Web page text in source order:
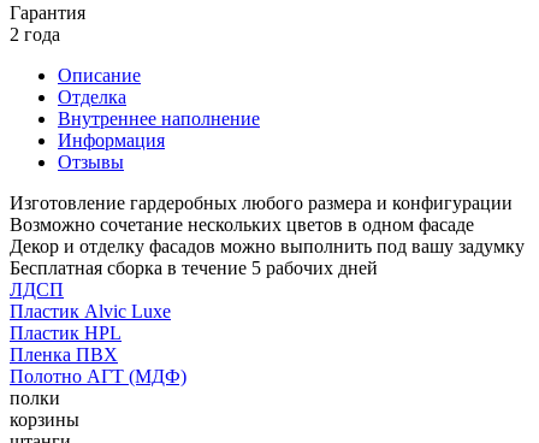
Гарантия
2 года
Описание
Отделка
Внутреннее наполнение
Информация
Отзывы
Изготовление гардеробных любого размера и конфигурации
Возможно сочетание нескольких цветов в одном фасаде
Декор и отделку фасадов можно выполнить под вашу задумку
Бесплатная сборка в течение 5 рабочих дней
ЛДСП
Пластик Alvic Luxe
Пластик HPL
Пленка ПВХ
Полотно АГТ (МДФ)
полки
корзины